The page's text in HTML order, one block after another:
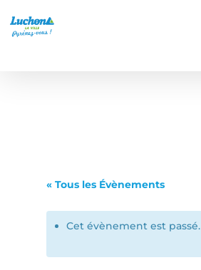
« Tous les Évènements
Cet évènement est passé.